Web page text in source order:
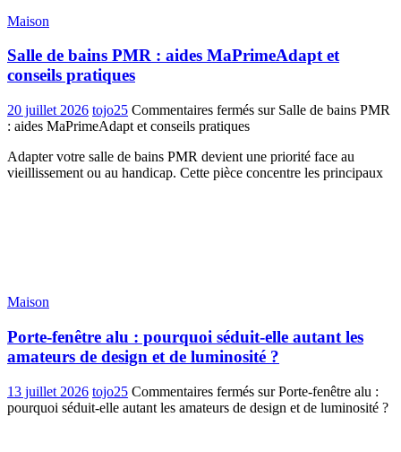
Maison
Salle de bains PMR : aides MaPrimeAdapt et
conseils pratiques
20 juillet 2026 tojo25 Commentaires fermés sur Salle de bains PMR
: aides MaPrimeAdapt et conseils pratiques
Adapter votre salle de bains PMR devient une priorité face au
vieillissement ou au handicap. Cette pièce concentre les principaux
Maison
Porte-fenêtre alu : pourquoi séduit-elle autant les
amateurs de design et de luminosité ?
13 juillet 2026 tojo25 Commentaires fermés sur Porte-fenêtre alu :
pourquoi séduit-elle autant les amateurs de design et de luminosité ?